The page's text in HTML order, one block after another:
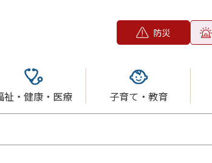
防災
祉・健康・医療 子育て・教育